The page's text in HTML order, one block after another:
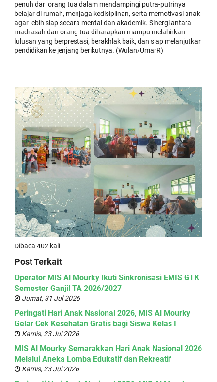
penuh dari orang tua dalam mendampingi putra-putrinya
belajar di rumah, menjaga kedisiplinan, serta memotivasi anak
agar lebih siap secara mental dan akademik. Sinergi antara
madrasah dan orang tua diharapkan mampu melahirkan
lulusan yang berprestasi, berakhlak baik, dan siap melanjutkan
pendidikan ke jenjang berikutnya. (Wulan/UmarR)
Dibaca 402 kali
Post Terkait
Operator MIS Al Mourky Ikuti Sinkronisasi EMIS GTK
Semester Ganjil TA 2026/2027
Jumat, 31 Jul 2026
Peringati Hari Anak Nasional 2026, MIS Al Mourky
Gelar Cek Kesehatan Gratis bagi Siswa Kelas I
Kamis, 23 Jul 2026
MIS Al Mourky Semarakkan Hari Anak Nasional 2026
Melalui Aneka Lomba Edukatif dan Rekreatif
Kamis, 23 Jul 2026